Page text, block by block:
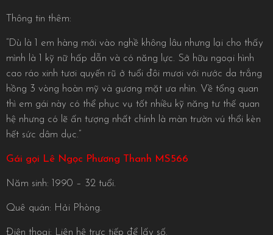
Thông tin thêm:
“Dù là 1 em hàng mới vào nghề không lâu nhưng lại cho thấy
mình là 1 kỹ nữ hấp dẫn và có năng lực. Sở hữu ngoại hình
cao ráo xinh tươi quyến rũ ở tuổi đôi mươi với nước da trắng
hồng 3 vòng hoàn mỹ và gương mặt ưa nhìn. Về tổng quan
thì em gái này có thể phục vụ tốt nhiều kỹ năng tư thế quan
hệ nhưng có lẽ ấn tượng nhất chính là màn trườn vú thổi kèn
hết sức dâm dục.”
Gái gọi Lê Ngọc Phương Thanh MS566
Năm sinh: 1990 – 32 tuổi.
Quê quán: Hải Phòng.
Điện thoại: Liên hệ trực tiếp để lấy số.